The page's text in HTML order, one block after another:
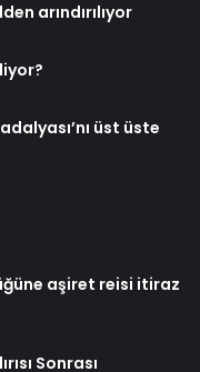
arındırılıyor
üst üste
aşiret reisi itiraz
Sonrası